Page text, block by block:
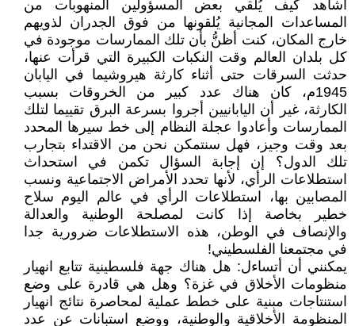
أشاهد كيف يُلقي بعض المسؤولين المنهوبات من
المساعدات المجانية يُلقونها من فوق الجدران لذويهم
خارج المكان، كنت أظنُّ بأن تلك الممارسات موجودة في
كل بلدان العالم وقت النكبات الكبيرة التي قرأت عنها،
حدثت السرقات حتى أثناء كارثة هيروشيما في اليابان
1945م، كان هناك عدد كبير من الخروقات بسبب
الكارثة، غير أن اليابانيين أجروا بسرعة البرق تقييما لتلك
الممارسات وأعادوا عجلة النظام إلى خط سيرها المحدد
بعد وقت وجيز، فهل سنتمكن نحن من الاقتداء بتجارب
تلك الدول؟ إن إجابة السؤال تكمن في استحداث
استطلاعات الرأي، لأنها تحدد الأمراض الاجتماعية ونسب
المصابين بها، استطلاعات الرأي في عالم اليوم سلاح
خطير بخاصة إذا كانت لمصلحة الوطنية والعدالة
والإنصاف في الوطن، هذه الاستطلاعات ضرورية جدا
في مجتمعنا الفلسطيني!
يمكنني أن أتساءل: هل هناك جهة فلسطينية تتابع انهيار
منظومات الأخلاق في غزة؟ وهل هي قادرة على وضع
استنتاجات مبنية على خطط عملية لمحاصرة نتائج انهيار
المنظومة الأخلاقية والوطنية، ووضع استبانات عن عدد